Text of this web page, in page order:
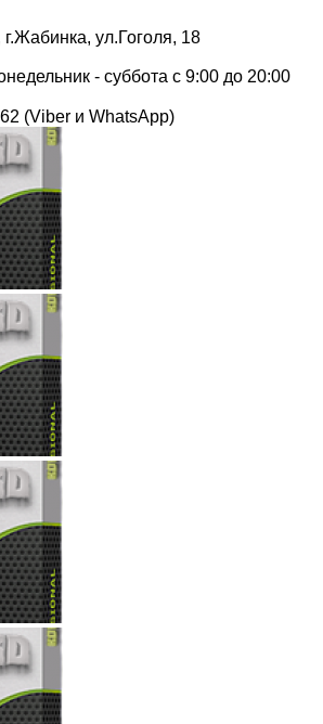
г.Жабинка, ул.Гоголя, 18
- суббота с 9:00 до 20:00
(Viber и WhatsApp)